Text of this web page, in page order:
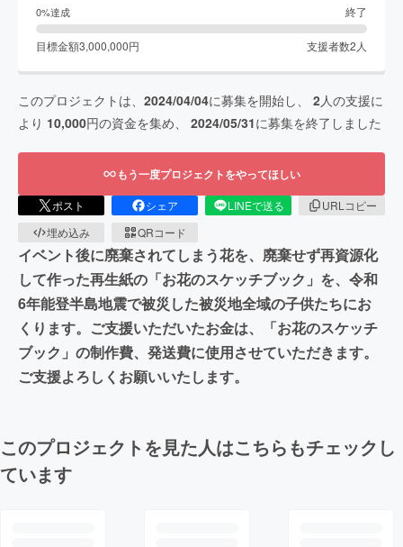
0%達成 終了
目標金額3,000,000円 支援者数2 人
このプロジェクトは、 2024/04/04に募集を開始し、 2人の支援に
より 10,000円の資金を集め、 2024/05/31に募集を終了しました
もう一度プロジェクトをやってほしい
ポスト シェア LINEで送る
URLコピー
埋め込み
QRコード
イベント後に廃棄されてしまう花を、廃棄せず再資源化
して作った再生紙の「お花のスケッチブック」を、令和
6年能登半島地震で被災した被災地全域の子供たちにお
くります。ご支援いただいたお金は、「お花のスケッチ
ブック」の制作費、発送費に使用させていただきます。
ご支援よろしくお願いいたします。
このプロジェクトを見た人はこちらもチェックし
ています